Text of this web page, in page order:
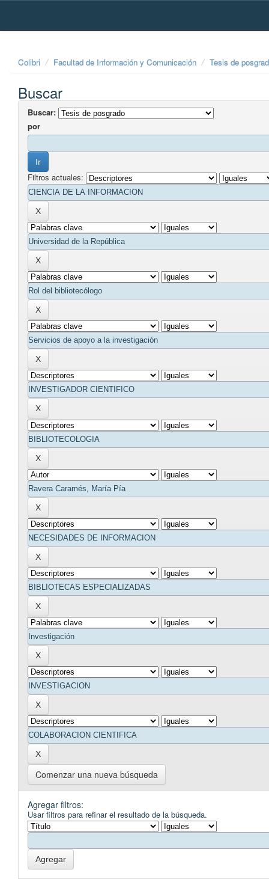
Skip
Colibri Facultad de Información y Comunicación Tesis de
Buscar
Buscar:
por
Filtros actuales:
Comenzar una nueva búsqueda
Agregar filtros:
Usar filtros para refinar el resultado de la búsqueda.